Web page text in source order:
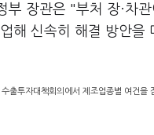
부 장관은 "부처 장·차
해 신속히 해결 방안
출투자대책회의에서 제조업종별 여건